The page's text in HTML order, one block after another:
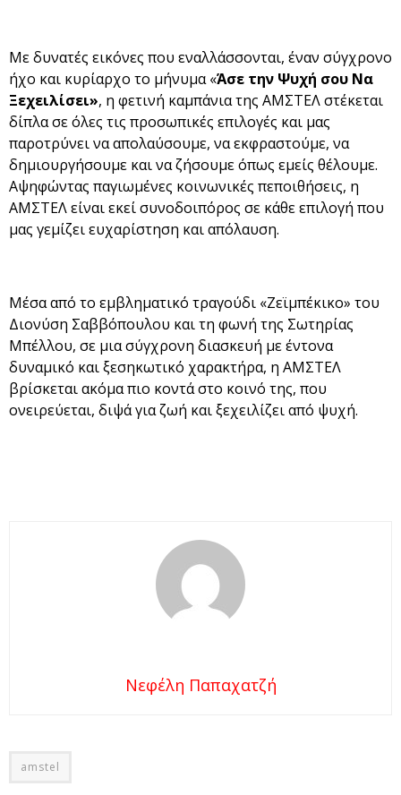
Με δυνατές εικόνες που εναλλάσσονται, έναν σύγχρονο
ήχο και κυρίαρχο το μήνυμα «Άσε την Ψυχή σου Να
Ξεχειλίσει», η φετινή καμπάνια της ΑΜΣΤΕΛ στέκεται
δίπλα σε όλες τις προσωπικές επιλογές και μας
παροτρύνει να απολαύσουμε, να εκφραστούμε, να
δημιουργήσουμε και να ζήσουμε όπως εμείς θέλουμε.
Αψηφώντας παγιωμένες κοινωνικές πεποιθήσεις, η
ΑΜΣΤΕΛ είναι εκεί συνοδοιπόρος σε κάθε επιλογή που
μας γεμίζει ευχαρίστηση και απόλαυση.
Μέσα από το εμβληματικό τραγούδι «Ζεϊμπέκικο» του
Διονύση Σαββόπουλου και τη φωνή της Σωτηρίας
Μπέλλου, σε μια σύγχρονη διασκευή με έντονα
δυναμικό και ξεσηκωτικό χαρακτήρα, η ΑΜΣΤΕΛ
βρίσκεται ακόμα πιο κοντά στο κοινό της, που
ονειρεύεται, διψά για ζωή και ξεχειλίζει από ψυχή.
Νεφέλη Παπαχατζή
amstel